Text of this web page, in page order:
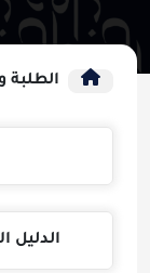
الطلبة
الدليل